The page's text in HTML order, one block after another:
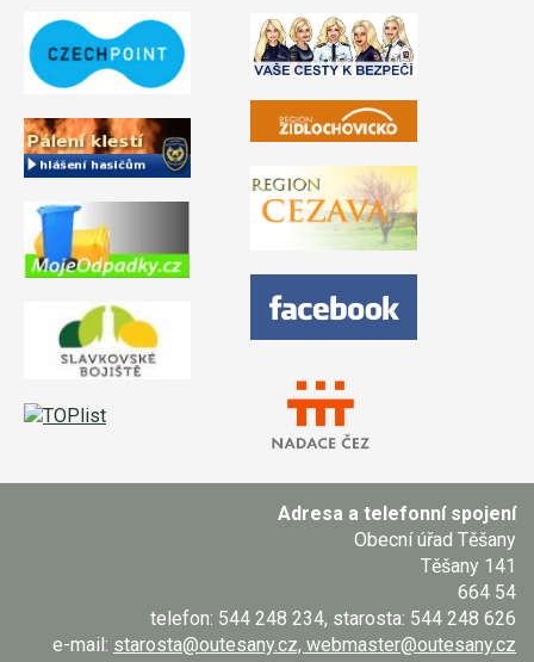
Adresa a telefonní spojení
Obecní úřad Těšany
Těšany 141
664 54
telefon: 544 248 234, starosta: 544 248 626
e-mail: starosta@outesany.cz, webmaster@outesany.cz